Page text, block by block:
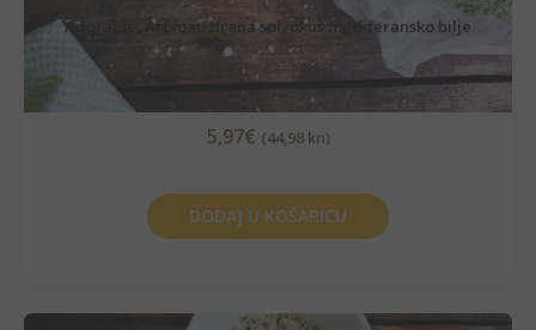
Adorable, Aromatizirana sol, okus mediteransko bilje
5,97€ (44,98 kn)
DODAJ U KOŠARICU